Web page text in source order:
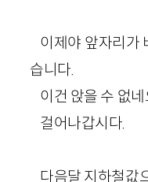
이제야 앞자리가
습니다.
이건 앉을 수 없네
걸어나갑시다.
다음달 지하철값